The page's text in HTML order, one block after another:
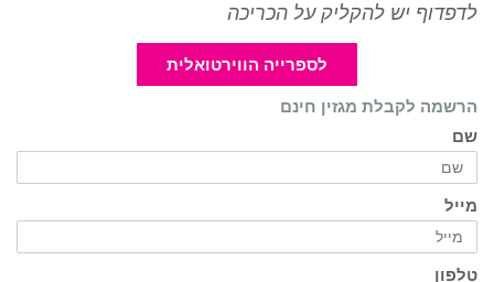
לדפדוף יש להקליק על הכריכה
לספרייה הווירטואלית
הרשמה לקבלת מגזין חינם
שם
מייל
טלפון